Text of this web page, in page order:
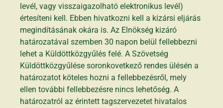
levél, vagy visszaigazolható elektronikus levél)
értesíteni kell. Ebben hivatkozni kell a kizársi eljárás
megindításának okára is. Az Elnökség kizáró
határozatával szemben 30 napon belül fellebbezni
lehet a Küldöttközgyűlés felé. A Szövetség
Küldöttközgyűlése soronkovetkező rendes ülésén a
határozatot köteles hozni a fellebbezésről, mely
ellen további fellebbezésre nincs lehetőség. A
határozatról az érintett tagszervezetet hivatalos